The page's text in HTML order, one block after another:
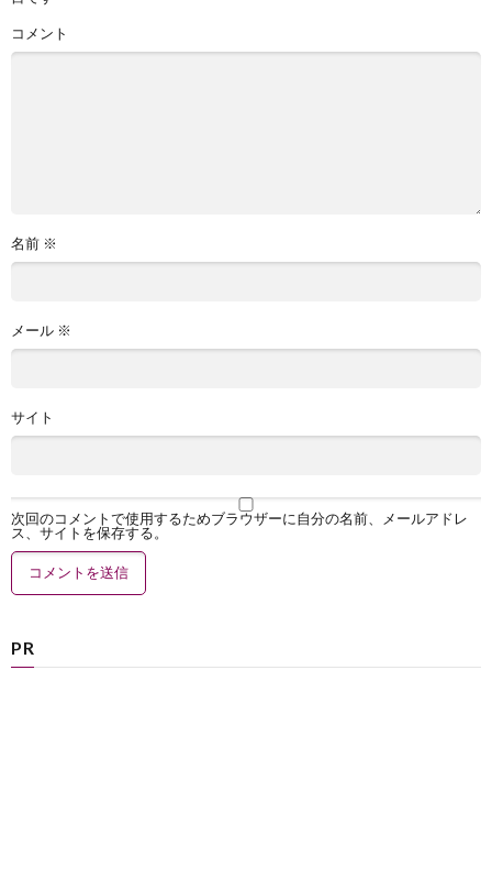
コメント
名前 ※
メール ※
サイト
次回のコメントで使用するためブラウザーに自分の名前、メールアドレ
ス、サイトを保存する。
PR